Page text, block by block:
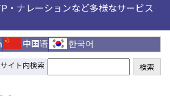
・ナレーションなど多様なサービス